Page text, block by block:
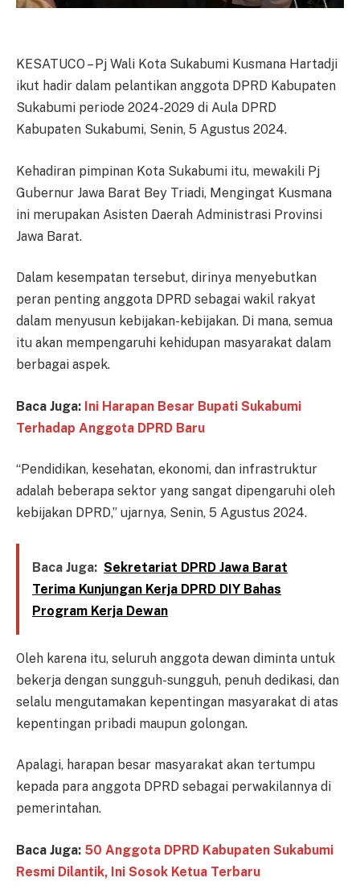
KESATUCO – Pj Wali Kota Sukabumi Kusmana Hartadji
ikut hadir dalam pelantikan anggota DPRD Kabupaten
Sukabumi periode 2024-2029 di Aula DPRD
Kabupaten Sukabumi, Senin, 5 Agustus 2024.
Kehadiran pimpinan Kota Sukabumi itu, mewakili Pj
Gubernur Jawa Barat Bey Triadi, Mengingat Kusmana
ini merupakan Asisten Daerah Administrasi Provinsi
Jawa Barat.
Dalam kesempatan tersebut, dirinya menyebutkan
peran penting anggota DPRD sebagai wakil rakyat
dalam menyusun kebijakan-kebijakan. Di mana, semua
itu akan mempengaruhi kehidupan masyarakat dalam
berbagai aspek.
Baca Juga: Ini Harapan Besar Bupati Sukabumi
Terhadap Anggota DPRD Baru
“Pendidikan, kesehatan, ekonomi, dan infrastruktur
adalah beberapa sektor yang sangat dipengaruhi oleh
kebijakan DPRD,” ujarnya, Senin, 5 Agustus 2024.
Baca Juga: Sekretariat DPRD Jawa Barat
Terima Kunjungan Kerja DPRD DIY Bahas
Program Kerja Dewan
Oleh karena itu, seluruh anggota dewan diminta untuk
bekerja dengan sungguh-sungguh, penuh dedikasi, dan
selalu mengutamakan kepentingan masyarakat di atas
kepentingan pribadi maupun golongan.
Apalagi, harapan besar masyarakat akan tertumpu
kepada para anggota DPRD sebagai perwakilannya di
pemerintahan.
Baca Juga: 50 Anggota DPRD Kabupaten Sukabumi
Resmi Dilantik, Ini Sosok Ketua Terbaru